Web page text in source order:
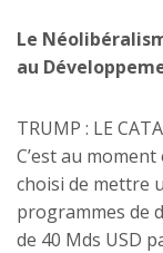
Le
au
TRUMP : LE
C’est au
choisi de mettre
programmes de
de 40 Mds USD